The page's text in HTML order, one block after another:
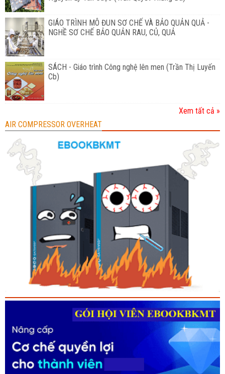
GIÁO TRÌNH MÔ ĐUN SƠ CHẾ VÀ BẢO QUẢN QUẢ -
NGHỀ SƠ CHẾ BẢO QUẢN RAU, CỦ, QUẢ
SÁCH - Giáo trình Công nghệ lên men (Trần Thị Luyến
Cb)
Xem tất cả »
AIR COMPRESSOR OVERHEAT